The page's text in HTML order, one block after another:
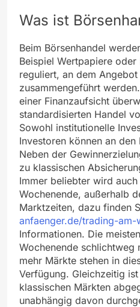
Was ist
Beim Börsenhandel
Beispiel Wertpapiere
reguliert, an dem
zusammengeführt
einer Finanzaufsicht
standardisierten Handel
Sowohl institutionelle
Investoren können an
Neben der
zu klassischen
Immer beliebter wird
Wochenende, außerhalb
Marktzeiten, dazu finden
anfaenger.de/trading-am-
Informationen. Die
Wochenende schlichtweg
mehr Märkte stehen in
Verfügung. Gleichzeitig
klassischen Märkten
unabhängig davon